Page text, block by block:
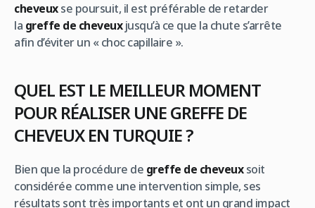
cheveuxse poursuit, il est préférable de retarder
la greffe de cheveuxjusqu’à ce que la chute s’arrête
afin d’éviter un « choc capillaire ».
QUEL EST LE MEILLEUR MOMENT
POUR RÉALISER UNE GREFFE DE
CHEVEUX EN TURQUIE ?
Bien que la procédure de greffe de cheveuxsoit
considérée comme une intervention simple, ses
résultats sont très importants et ont un grand impact